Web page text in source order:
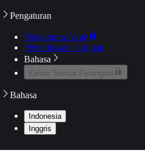
Pengaturan
Pengaturan Akun
Pemeriksaan Jaringan
Bahasa
Keluar Semua Perangkat
Bahasa
Indonesia
Inggris